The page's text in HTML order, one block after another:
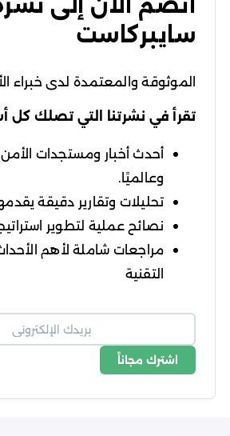
انضم الآن إلى
سايبركاست
الموثوقة والمعتمدة لدى خبراء
تقرأ في نشرتنا التي تصلك كل
أحدث أخبار ومستجدات الأمن
وعالميًا.
تحليلات وتقارير دقيقة
نصائح عملية لتطوير
مراجعات شاملة لأهم
التقنية
اشترك مجاناً